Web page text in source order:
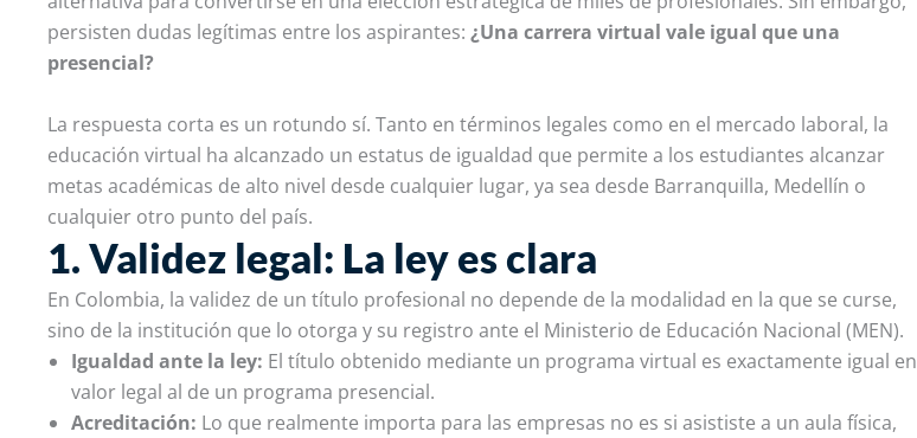
persisten dudas legítimas entre los aspirantes: ¿Una carrera virtual vale igual que una
presencial?
La respuesta corta es un rotundo sí. Tanto en términos legales como en el mercado laboral, la
educación virtual ha alcanzado un estatus de igualdad que permite a los estudiantes alcanzar
metas académicas de alto nivel desde cualquier lugar, ya sea desde Barranquilla, Medellín o
cualquier otro punto del país.
1. Validez legal: La ley es clara
En Colombia, la validez de un título profesional no depende de la modalidad en la que se curse,
sino de la institución que lo otorga y su registro ante el Ministerio de Educación Nacional (MEN).
Igualdad ante la ley: El título obtenido mediante un programa virtual es exactamente igual en
valor legal al de un programa presencial.
Acreditación: Lo que realmente importa para las empresas no es si asististe a un aula física,